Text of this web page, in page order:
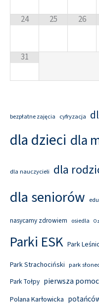
24 25 26
31
bezpłatne zajęcia cyfryzacja
dla dzieci dla
dla nauczycieli dla
dla seniorów
nasycamy zdrowiem osiedla
Parki ESK Park
Park Strachociński park
Park Tołpy pierwsza pomoc
Polana Karłowicka